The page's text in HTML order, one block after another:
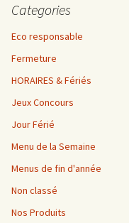
Categories
Eco responsable
Fermeture
HORAIRES & Fériés
Jeux Concours
Jour Férié
Menu de la Semaine
Menus de fin d'année
Non classé
Nos Produits